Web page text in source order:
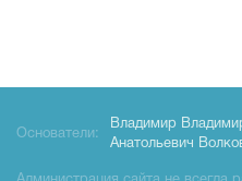
Основатели:
Владимир
Анатольевич